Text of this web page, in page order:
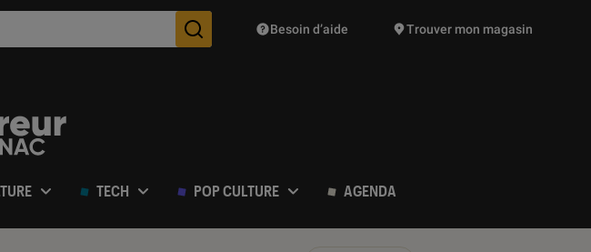
Des suggestions de produits vont vous être proposées
Besoin d’aide Trouver mon magasin
TECH POP CULTURE AGENDA